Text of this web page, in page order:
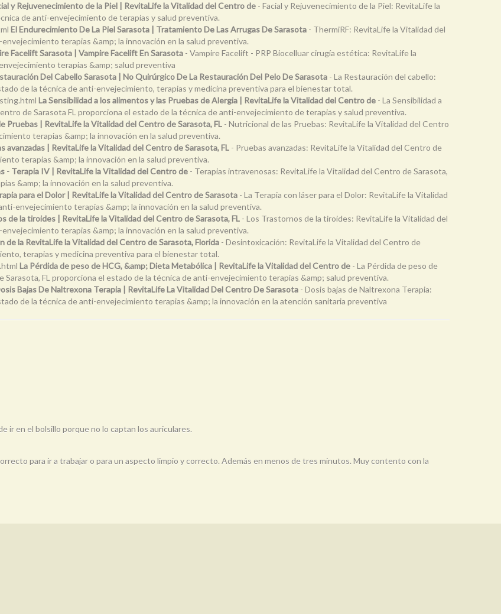
y Rejuvenecimiento de la Piel | RevitaLife la Vitalidad del Centro de - Facial y Rejuvenecimiento de la Piel: RevitaLife la
de anti-envejecimiento de terapias y salud preventiva.
El Endurecimiento De La Piel Sarasota | Tratamiento De Las Arrugas De Sarasota - ThermiRF: RevitaLife la Vitalidad del
terapias &amp; la innovación en la salud preventiva.
Facelift Sarasota | Vampire Facelift En Sarasota - Vampire Facelift - PRP Biocelluar cirugía estética: RevitaLife la
terapias &amp; salud preventiva
Del Cabello Sarasota | No Quirúrgico De La Restauración Del Pelo De Sarasota - La Restauración del cabello:
de la técnica de anti-envejecimiento, terapias y medicina preventiva para el bienestar total.
La Sensibilidad a los alimentos y las Pruebas de Alergia | RevitaLife la Vitalidad del Centro de - La Sensibilidad a
de Sarasota FL proporciona el estado de la técnica de anti-envejecimiento de terapias y salud preventiva.
Pruebas | RevitaLife la Vitalidad del Centro de Sarasota, FL - Nutricional de las Pruebas: RevitaLife la Vitalidad del Centro
terapias &amp; la innovación en la salud preventiva.
avanzadas | RevitaLife la Vitalidad del Centro de Sarasota, FL - Pruebas avanzadas: RevitaLife la Vitalidad del Centro de
terapias &amp; la innovación en la salud preventiva.
- Terapia IV | RevitaLife la Vitalidad del Centro de - Terapias intravenosas: RevitaLife la Vitalidad del Centro de Sarasota,
&amp; la innovación en la salud preventiva.
para el Dolor | RevitaLife la Vitalidad del Centro de Sarasota - La Terapia con láser para el Dolor: RevitaLife la Vitalidad
envejecimiento terapias &amp; la innovación en la salud preventiva.
de la tiroides | RevitaLife la Vitalidad del Centro de Sarasota, FL - Los Trastornos de la tiroides: RevitaLife la Vitalidad del
terapias &amp; la innovación en la salud preventiva.
de la RevitaLife la Vitalidad del Centro de Sarasota, Florida - Desintoxicación: RevitaLife la Vitalidad del Centro de
terapias y medicina preventiva para el bienestar total.
La Pérdida de peso de HCG, &amp; Dieta Metabólica | RevitaLife la Vitalidad del Centro de - La Pérdida de peso de
FL proporciona el estado de la técnica de anti-envejecimiento terapias &amp; salud preventiva.
Bajas De Naltrexona Terapia | RevitaLife La Vitalidad Del Centro De Sarasota - Dosis bajas de Naltrexona Terapia:
de la técnica de anti-envejecimiento terapias &amp; la innovación en la atención sanitaria preventiva
ir en el bolsillo porque no lo captan los auriculares.
para ir a trabajar o para un aspecto limpio y correcto. Además en menos de tres minutos. Muy contento con la